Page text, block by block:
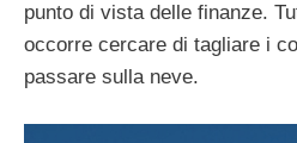
punto di vista delle finanze.
occorre cercare di tagliare i
passare sulla neve.